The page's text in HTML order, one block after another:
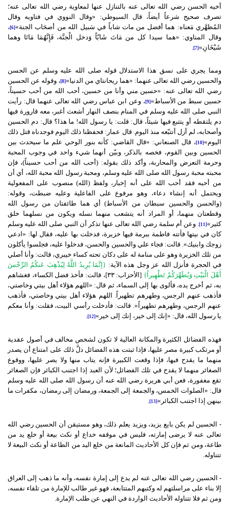
أخيه الحسن رضي الله تعالى عنه بالتنازل عنها لمعاوية رضي الله تعالى عنه؛
تصرف صحيح شرعاً أيضاً، قال السيوطي: «وقال النووي في فتاويه وقال
المُظهَّري مَعناه: هما أفضل من مات شاباً في سَبيل الله من أصحَاب الجنة»[6]
،
وقال المناوي: «هما سيدا كل من مَاتَ شَابّاً وَدخل الْجنَّة، فَإِنَّهُمَا مَاتَا وهما
شَيْخَانِ»[7]
ومما يجري على نسق هذا الاستدلال قوله صلى الله عليه وسلم عن الحسن
والحسين رضي الله تعالى عنهما: «هما ريحانتاي من الدنيا»[8]
، وقوله عن الحسين
رضي الله تعالى عنه: «حسين مني وأنا من حسين، أحب الله من أحب حسيناً،
حسين سبط من الأسباط»[9]
، وعن ابن عباس رضي الله تعالى عنهما قال: رأيت
النبي صلى الله عليه وسلم في المنام بنصف النهار أشعث أغبر، معه قارورة فيها
دم يلتقطه أو يتتبع فيها شيئاً، قال: قلت: يا رسول الله! ما هذا؟ قال: دم الحسين
وأصحابه، لم أزل أتتبّعه منذ اليوم. قال عمار: فحفظنا ذلك اليوم فوجدناه قتل ذلك
اليوم»[10]
، قال الصنعاني: «قال القاضي: كأنه بنور الوحي علم ما سيحدث بين
الحسين وبين القوم، فخصه بالذكر، وبيّن أنهما شيء واحد في وجوب المحبة
وحرمة التعرض والمحاربة، وأكد ذلك بقوله: (أحب الله من أحب حسيناً)، فإن
محبته محبة رسول الله صلى الله عليه وسلم، ومحبة رسول الله محبة الله، أي أن
من أحبه فقد أحب الله على أنه إخبار، ولفظ (الله) منصوب على المفعولية
ويحتمل أنه إنشاء دعاء، وهو مرفوع على الفاعلية وعليه ضبطت، وقوله:
(والحسن والحسين سبطان من الأسباط) أي هما طائفتان من رسول الله
وقطعتان منهما، أو المراد أنه يتشعب منهما نسله ويكون من نسلهما خلق
كثير»[11]
. وعن أم سلمة رضي الله تعالى عنها تذكر أن النبي صلى الله عليه وسلم
كان في بيتها فأتته فاطمة ببرمة فيها خزيرة، فدخلت بها عليه، فقال لها: «ادعي
زوجك وابنيك». قالت: فجاء علي والحسين والحسن، فدخلوا عليه، فجلسوا يأكلون
من تلك الخزيرة وهو على منامة له على دكان تحته كساء خيبري، قالت: وأنا أصلي
في الحجرة فأنزل الله عز وجل هذه الآية: {إنَّمَا يُرِيدُ اللَّهُ لِيُذْهِبَ عَنكُمُ الرِّجْسَ
أَهْلَ الْبَيْتِ وَيُطَهِّرَكُمْ تَطْهِيراً} [الأحزاب: ٣٣]،
قالت: فأخذ فضل الكساء، فغشاهم
به، ثم أخرج يده، فألوى بها إلى السماء، ثم قال: «اللهم هؤلاء أهل بيتي وخاصتي،
فأذهب عنهم الرجس، وطهرهم تطهيراً. اللهم هؤلاء أهل بيتي وخاصتي، فأذهب
عنهم الرجس، وطهرهم تطهيراً». قالت: فأدخلت رأسي البيت، فقلت: وأنا معكم
يا رسول الله، قال: «إنك إلى خير، إنك إلى خير»[12]
.
فهذه الفضائل الكثيرة والمكانة العالية لا تكون لشخص مخالف في أصول عقدية
أو مرتكب كبيرة مصر عليها، فإذا ثبتت هذه الفضائل دلَّ ذلك على امتناع أن يصدر
منهما ما يقدح فيها، فإذا وقعت الكبيرة فإنه يتاب منها ولا يصر عليها، ووقوع
الصغائر منهما لا يقدح في تلك الفضائل؛ لأن العبد إذا اجتنب الكبائر فإن الصغائر
تقع مغفورة، فعن أبي هريرة رضي الله عنه أن رسول الله صلى الله عليه وسلم
قال: «الصلوات الخمس، والجمعة إلى الجمعة، ورمضان إلى رمضان، مكفرات ما
بينهن إذا اجتنب الكبائر»[13]
- الحسين لم يكن بايع يزيد، ويزيد يعلم ذلك، وهو مستيقن أن الحسين رضي الله
تعالى عنه لا يرضى إمارته، فليس في موقفه خداع أو نكث بيعة أو خلع يد من
طاعة، ومن ثم فإن كل الأحاديث المانعة من خلع اليد من الطاعة أو نكث البيعة لا
تتناوله.
- الحسين رضي الله تعالى عنه لم يدع إلى إمارة نفسه، وأنه ما ذهب إلى العراق
إلا بناء على مراسلتهم له وكتبهم المتتابعة، فهو غير طالب للإمارة من تلقاء نفسه،
ومن ثم فلا تتناوله الأحاديث الواردة في النهي عن طلب الإمارة.